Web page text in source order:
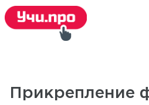
Прикрепление